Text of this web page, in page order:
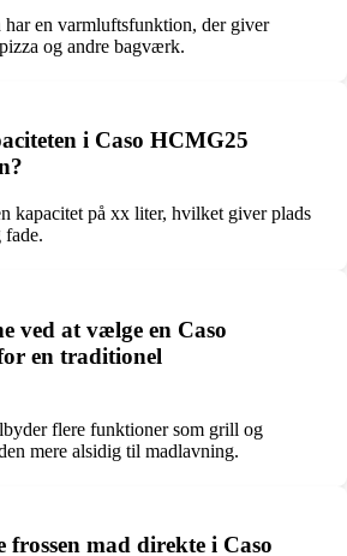
har en varmluftsfunktion, der giver
og andre bagværk.
i Caso HCMG25
kapacitet på xx liter, hvilket giver plads
fade.
ved at vælge en Caso
en traditionel
flere funktioner som grill og
mere alsidig til madlavning.
frossen mad direkte i Caso